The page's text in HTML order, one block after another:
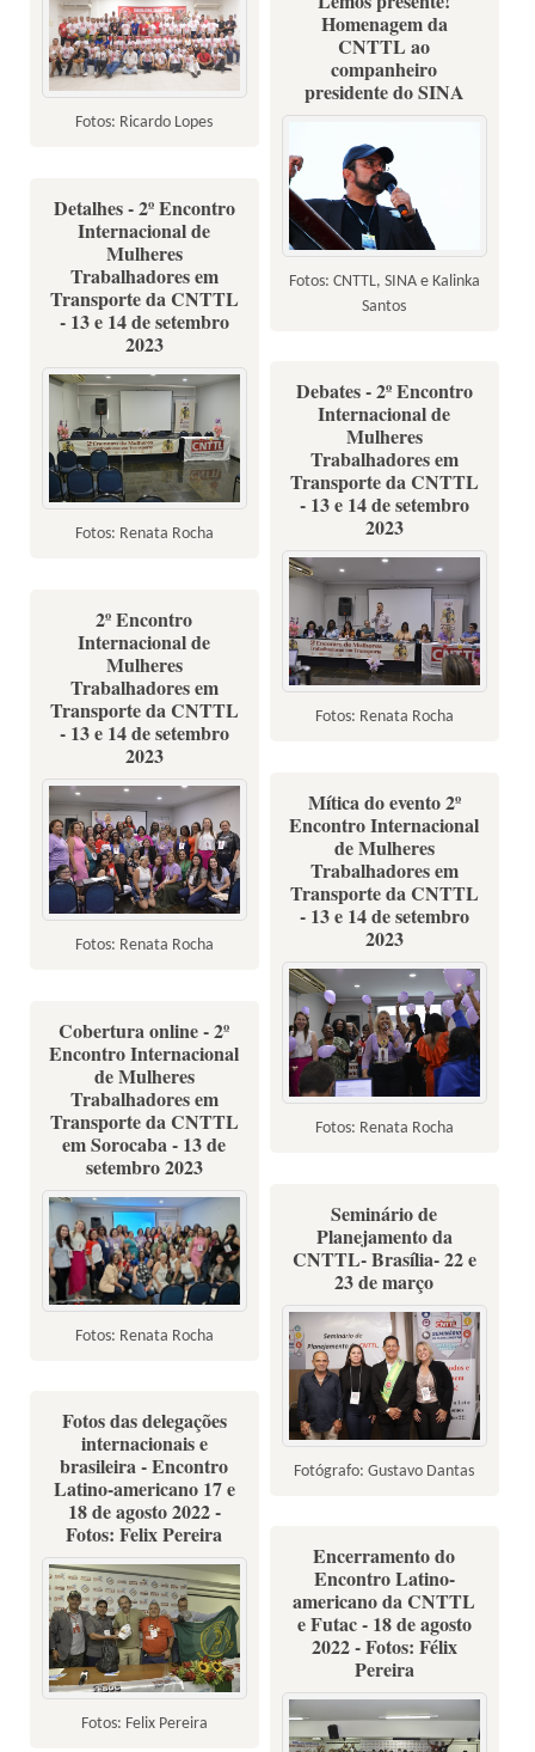
Fotos: Ricardo Lopes
Homenagem da
CNTTL ao
companheiro
presidente do SINA
Fotos: CNTTL, SINA e Kalinka
Santos
Detalhes - 2º Encontro
Internacional de
Mulheres
Trabalhadores em
Transporte da CNTTL
- 13 e 14 de setembro
2023
Fotos: Renata Rocha
Debates - 2º Encontro
Internacional de
Mulheres
Trabalhadores em
Transporte da CNTTL
- 13 e 14 de setembro
2023
Fotos: Renata Rocha
2º Encontro
Internacional de
Mulheres
Trabalhadores em
Transporte da CNTTL
- 13 e 14 de setembro
2023
Fotos: Renata Rocha
Mítica do evento 2º
Encontro Internacional
de Mulheres
Trabalhadores em
Transporte da CNTTL
- 13 e 14 de setembro
2023
Fotos: Renata Rocha
Cobertura online - 2º
Encontro Internacional
de Mulheres
Trabalhadores em
Transporte da CNTTL
em Sorocaba - 13 de
setembro 2023
Fotos: Renata Rocha
Seminário de
Planejamento da
CNTTL- Brasília- 22 e
23 de março
Fotógrafo: Gustavo Dantas
Fotos das delegações
internacionais e
brasileira - Encontro
Latino-americano 17 e
18 de agosto 2022 -
Fotos: Felix Pereira
Fotos: Felix Pereira
Encerramento do
Encontro Latino-
americano da CNTTL
e Futac - 18 de agosto
2022 - Fotos: Félix
Pereira